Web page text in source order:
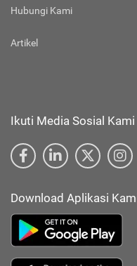
Hubungi Kami
Artikel
Ikuti Media Sosial Kami
Download Aplikasi